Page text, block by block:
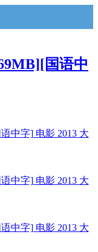
国语中